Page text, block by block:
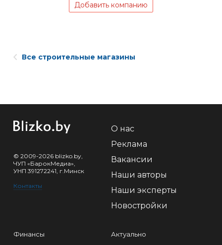
Добавить компанию
Все строительные магазины
© 2009-2026 blizko.by,
ЧУП «БарокМедиа»,
УНП 391272241, г.Минск
Контакты
О нас
Реклама
Вакансии
Наши авторы
Наши эксперты
Новостройки
Финансы
Актуально